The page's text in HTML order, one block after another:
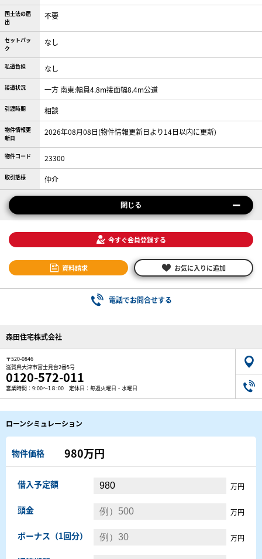
国土法の届
出
不要
セットバッ
ク
なし
私道負担 なし
接道状況 一方 南東:幅員4.8m接面幅8.4m公道
引渡時期 相談
物件情報更
新日
2026年08月08日(物件情報更新日より14日以内に更新)
物件コード 23300
取引態様 仲介
閉じる
今すぐ会員登録する
資料請求 お気に入りに追加
電話でお問合せする
森田住宅株式会社
〒520-0846
滋賀県大津市富士見台2番5号
0120-572-011
営業時間：9:00～1８:00 定休日：毎週火曜日・水曜日
ローンシミュレーション
物件価格 980万円
借入予定額 万円
頭金 万円
ボーナス（1回分） 万円